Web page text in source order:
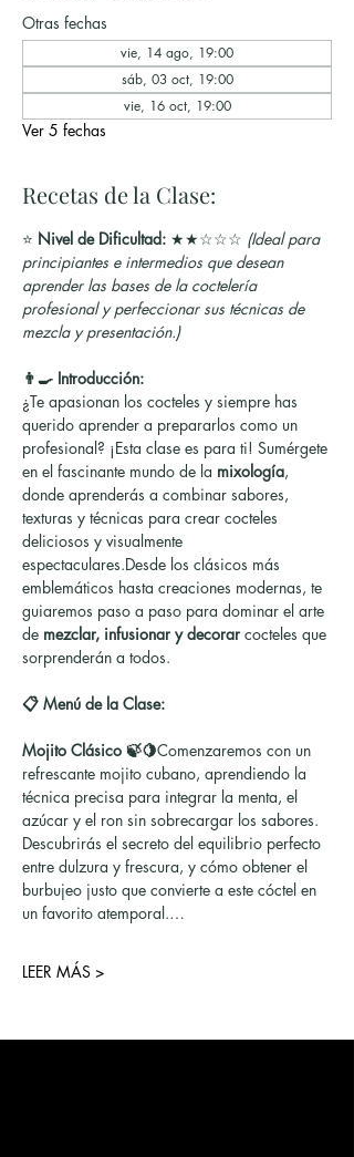
Otras fechas
vie, 14 ago, 19:00
sáb, 03 oct, 19:00
vie, 16 oct, 19:00
Ver 5 fechas
Recetas de la Clase:
⭐ Nivel de Dificultad: ★★☆☆☆ (Ideal para
principiantes e intermedios que desean
aprender las bases de la coctelería
profesional y perfeccionar sus técnicas de
mezcla y presentación.)
👨‍🍳 Introducción:
¿Te apasionan los cocteles y siempre has
querido aprender a prepararlos como un
profesional? ¡Esta clase es para ti! Sumérgete
en el fascinante mundo de la mixología,
donde aprenderás a combinar sabores,
texturas y técnicas para crear cocteles
deliciosos y visualmente
espectaculares.Desde los clásicos más
emblemáticos hasta creaciones modernas, te
guiaremos paso a paso para dominar el arte
de mezclar, infusionar y decorar cocteles que
sorprenderán a todos.
📋 Menú de la Clase:
Mojito Clásico 🍃🍋Comenzaremos con un
refrescante mojito cubano, aprendiendo la
técnica precisa para integrar la menta, el
azúcar y el ron sin sobrecargar los sabores.
Descubrirás el secreto del equilibrio perfecto
entre dulzura y frescura, y cómo obtener el
burbujeo justo que convierte a este cóctel en
un favorito atemporal.…
LEER MÁS >